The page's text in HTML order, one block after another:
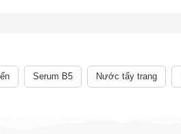
Serum B5 Nước tẩy trang
toán và sử dụng
LẤY MÃ NGAY